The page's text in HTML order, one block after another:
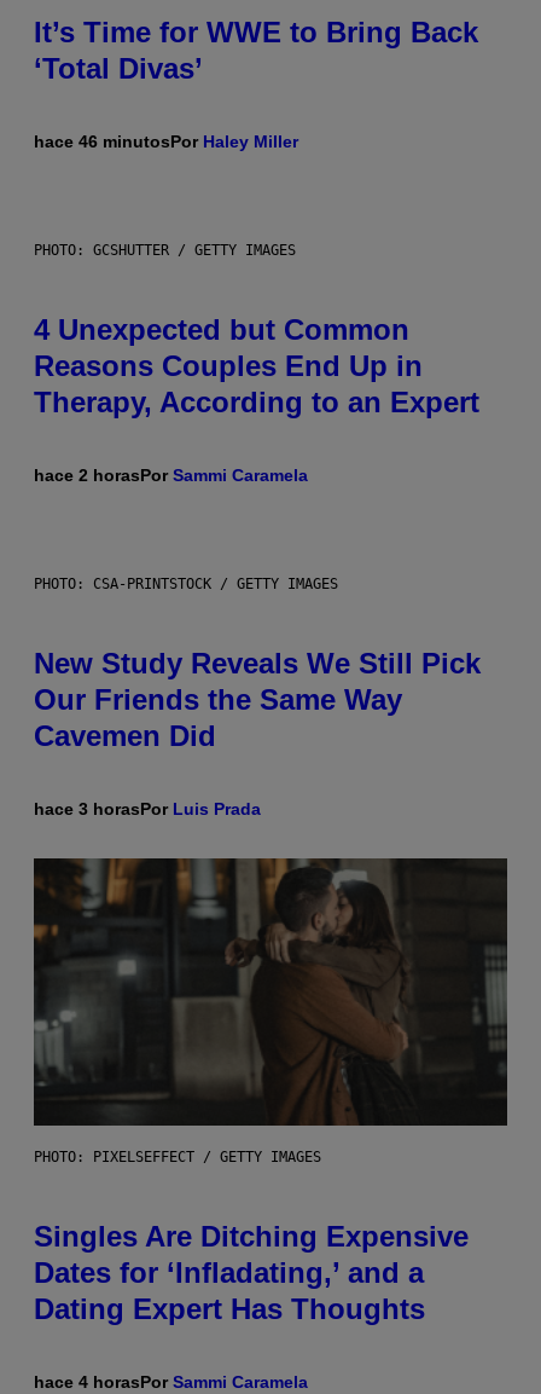
It’s Time for WWE to Bring Back
‘Total Divas’
hace 46 minutosPor Haley Miller
PHOTO: GCSHUTTER / GETTY IMAGES
4 Unexpected but Common
Reasons Couples End Up in
Therapy, According to an Expert
hace 2 horasPorSammi Caramela
PHOTO: CSA-PRINTSTOCK / GETTY IMAGES
New Study Reveals We Still Pick
Our Friends the Same Way
Cavemen Did
hace 3 horasPor Luis Prada
PHOTO: PIXELSEFFECT / GETTY IMAGES
Singles Are Ditching Expensive
Dates for ‘Infladating,’ and a
Dating Expert Has Thoughts
hace 4 horasPorSammi Caramela